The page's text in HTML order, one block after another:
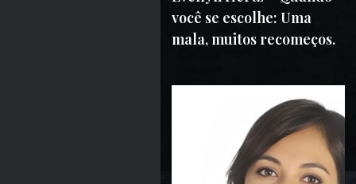
você se escolhe: Uma
mala, muitos recomeços.